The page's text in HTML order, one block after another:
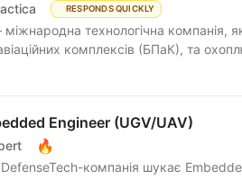
RESPONDS QUICKLY
технологічна компанія,
комплексів (БПаК), та
Engineer (UGV/UAV)
🔥
компанія шукає